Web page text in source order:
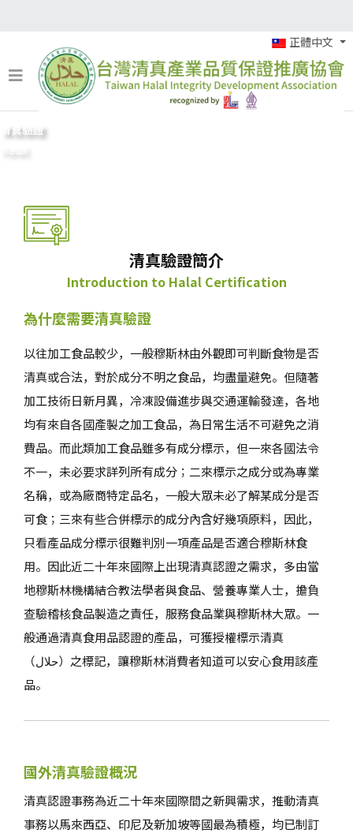
正體中文
清真驗證
Halal
清真驗證簡介
Introduction to Halal Certification
為什麼需要清真驗證
以往加工食品較少，一般穆斯林由外觀即可判斷食物是否
清真或合法，對於成分不明之食品，均盡量避免。但隨著
加工技術日新月異，冷凍設備進步與交通運輸發達，各地
均有來自各國產製之加工食品，為日常生活不可避免之消
費品。而此類加工食品雖多有成分標示，但一來各國法令
不一，未必要求詳列所有成分；二來標示之成分或為專業
名稱，或為廠商特定品名，一般大眾未必了解某成分是否
可食；三來有些合併標示的成分內含好幾項原料，因此，
只看產品成分標示很難判別一項產品是否適合穆斯林食
用。因此近二十年來國際上出現清真認證之需求，多由當
地穆斯林機構結合教法學者與食品、營養專業人士，擔負
查驗稽核食品製造之責任，服務食品業與穆斯林大眾。一
般通過清真食用品認證的產品，可獲授權標示清真
（حلال）之標記，讓穆斯林消費者知道可以安心食用該產
品。
國外清真驗證概況
清真認證事務為近二十年來國際間之新興需求，推動清真
事務以馬來西亞、印尼及新加坡等國最為積極，均已制訂